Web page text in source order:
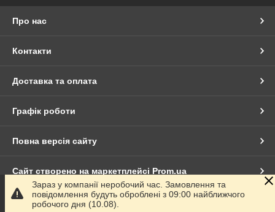
Про нас
Контакти
Доставка та оплата
Графік роботи
Повна версія сайту
Сайт створено на маркетплейсі Prom.ua
Політика конфіденційності
Зараз у компанії неробочий час. Замовлення та
повідомлення будуть оброблені з 09:00 найближчого
робочого дня (10.08).